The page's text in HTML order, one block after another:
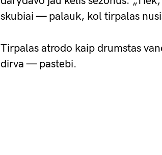
skubiai — palauk, kol tirpalas
Tirpalas atrodo kaip drumstas
dirva — pastebi.